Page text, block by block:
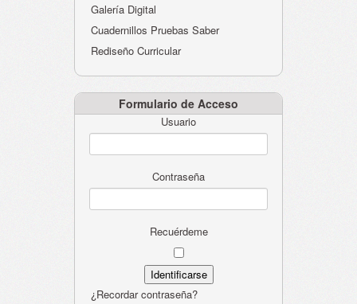
Galería Digital
Cuadernillos Pruebas Saber
Rediseño Curricular
Formulario de Acceso
Usuario
Contraseña
Recuérdeme
¿Recordar contraseña?